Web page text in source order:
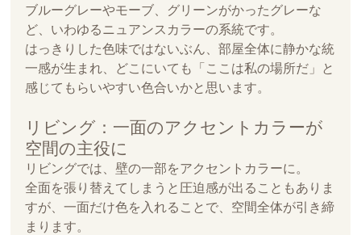
ブルーグレーやモーブ、グリーンがかったグレーな
ど、いわゆるニュアンスカラーの系統です。
はっきりした色味ではないぶん、部屋全体に静かな統
一感が生まれ、どこにいても「ここは私の場所だ」と
感じてもらいやすい色合いかと思います。
リビング：一面のアクセントカラーが
空間の主役に
リビングでは、壁の一部をアクセントカラーに。
全面を張り替えてしまうと圧迫感が出ることもありま
すが、一面だけ色を入れることで、空間全体が引き締
まります。